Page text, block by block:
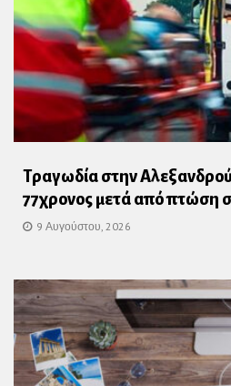
Τραγωδία στην
77χρονος μετά από πτώση
9 Αυγούστου, 2026